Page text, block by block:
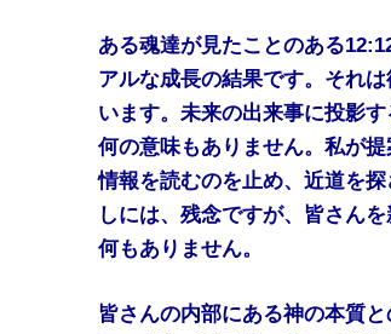
ある魂達が見たことのある
アルな成長の結果です。それ
います。未来の出来事に投影
何の意味もありません。私が
情報を読むのを止め、近道を
しには、残念ですが、皆さん
何もありません。
皆さんの内部にある神の本質